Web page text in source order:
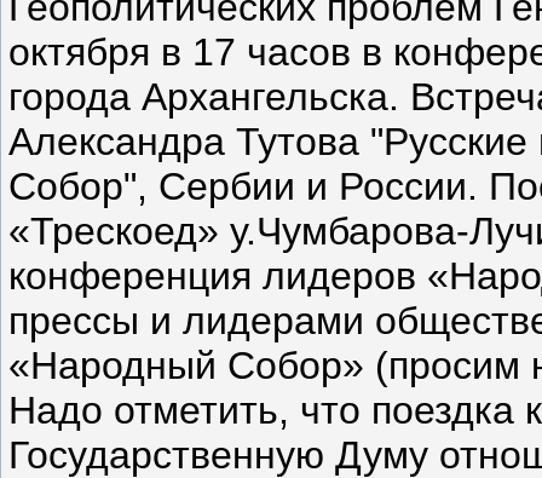
октября в 17 часов в
города Архангельска.
Александра Тутова
Собор", Сербии и России.
«Трескоед» у.Чумбарова-
конференция лидеров
прессы и лидерами
«Народный Собор» (просим
Надо отметить, что
Государственную Думу